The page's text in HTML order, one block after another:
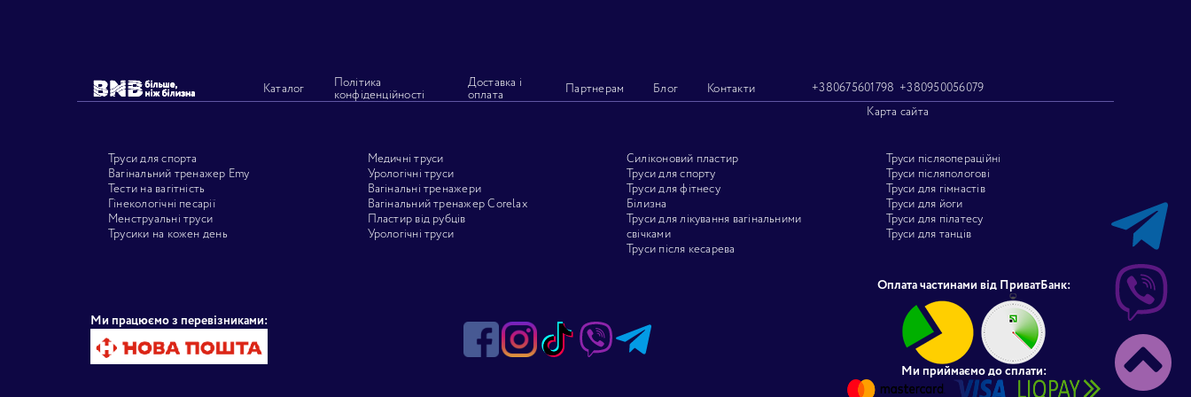
Каталог Політика
конфіденційності
Доставка і
оплата Партнерам Блог Контакти +380675601798 +380950056079
Карта сайта
Труси для спорта
Вагінальний тренажер Emy
Тести на вагітність
Гінекологічні песарії
Менструальні труси
Трусики на кожен день
Медичні труси
Урологічні труси
Вагінальні тренажери
Вагінальний тренажер Corelax
Пластир від рубців
Урологічні труси
Силіконовий пластир
Труси для спорту
Труси для фітнесу
Білизна
Труси для лікування вагінальними
свічками
Труси після кесарева
Труси післяопераційні
Труси післяпологові
Труси для гімнастів
Труси для йоги
Труси для пілатесу
Труси для танців
Ми працюємо з перевізниками:
Оплата частинами від ПриватБанк:
Ми приймаємо до сплати: